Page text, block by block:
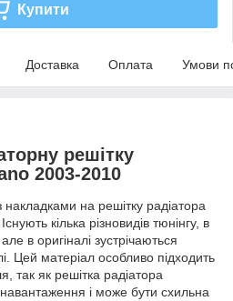
Купити
Доставка Оплата Умови
решітку
2003-2010
на решітку радіатора
кілька різновидів тюнінгу, в
в оригіналі зустрічаються
Цей матеріал особливо підходить
так як решітка радіатора
і може бути схильна